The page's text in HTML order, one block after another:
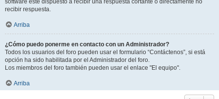
software esté dispuesto a recibir una respuesta cortante o directamente no
recibir respuesta.
Arriba
¿Cómo puedo ponerme en contacto con un Administrador?
Todos los usuarios del foro pueden usar el formulario “Contáctenos”, si está
opción ha sido habilitada por el Administrador del foro.
Los miembros del foro también pueden usar el enlace "El equipo".
Arriba